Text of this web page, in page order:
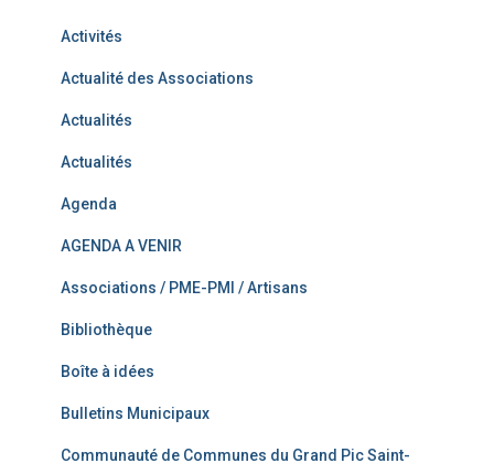
Activités
Actualité des Associations
Actualités
Actualités
Agenda
AGENDA A VENIR
Associations / PME-PMI / Artisans
Bibliothèque
Boîte à idées
Bulletins Municipaux
Communauté de Communes du Grand Pic Saint-